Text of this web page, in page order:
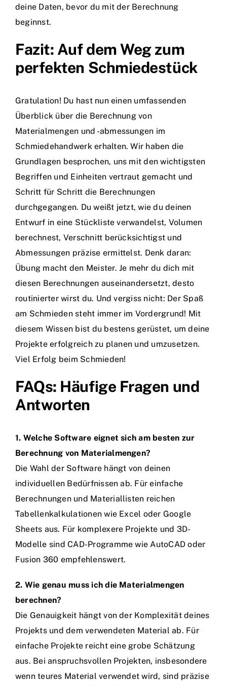
deine Daten, bevor du mit der Berechnung
beginnst.
Fazit: Auf dem Weg zum
perfekten Schmiedestück
Gratulation! Du hast nun einen umfassenden
Überblick über die Berechnung von
Materialmengen und -abmessungen im
Schmiedehandwerk erhalten. Wir haben die
Grundlagen besprochen, uns mit den wichtigsten
Begriffen und Einheiten vertraut gemacht und
Schritt für Schritt die Berechnungen
durchgegangen. Du weißt jetzt, wie du deinen
Entwurf in eine Stückliste verwandelst, Volumen
berechnest, Verschnitt berücksichtigst und
Abmessungen präzise ermittelst. Denk daran:
Übung macht den Meister. Je mehr du dich mit
diesen Berechnungen auseinandersetzt, desto
routinierter wirst du. Und vergiss nicht: Der Spaß
am Schmieden steht immer im Vordergrund! Mit
diesem Wissen bist du bestens gerüstet, um deine
Projekte erfolgreich zu planen und umzusetzen.
Viel Erfolg beim Schmieden!
FAQs: Häufige Fragen und
Antworten
1. Welche Software eignet sich am besten zur
Berechnung von Materialmengen?
Die Wahl der Software hängt von deinen
individuellen Bedürfnissen ab. Für einfache
Berechnungen und Materiallisten reichen
Tabellenkalkulationen wie Excel oder Google
Sheets aus. Für komplexere Projekte und 3D-
Modelle sind CAD-Programme wie AutoCAD oder
Fusion 360 empfehlenswert.
2. Wie genau muss ich die Materialmengen
berechnen?
Die Genauigkeit hängt von der Komplexität deines
Projekts und dem verwendeten Material ab. Für
einfache Projekte reicht eine grobe Schätzung
aus. Bei anspruchsvollen Projekten, insbesondere
wenn teures Material verwendet wird, sind präzise